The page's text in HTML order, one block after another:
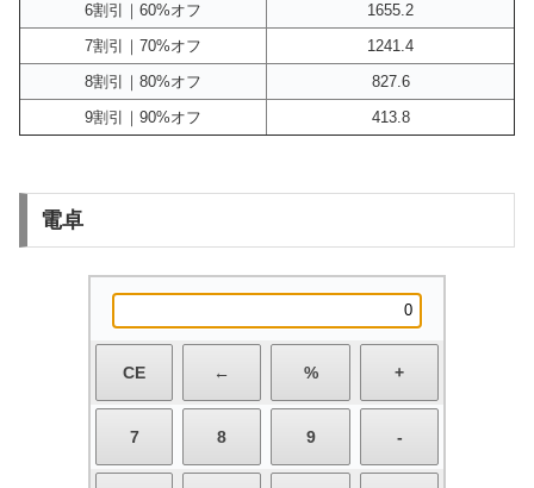
6割引｜60%オフ
1655.2
7割引｜70%オフ
1241.4
8割引｜80%オフ
827.6
9割引｜90%オフ
413.8
電卓